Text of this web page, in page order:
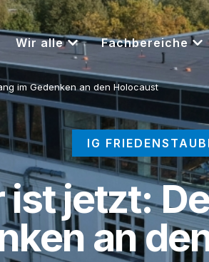
Wir alle Fachbereiche
im Gedenken an den Holocaust
IG
jetzt:
an